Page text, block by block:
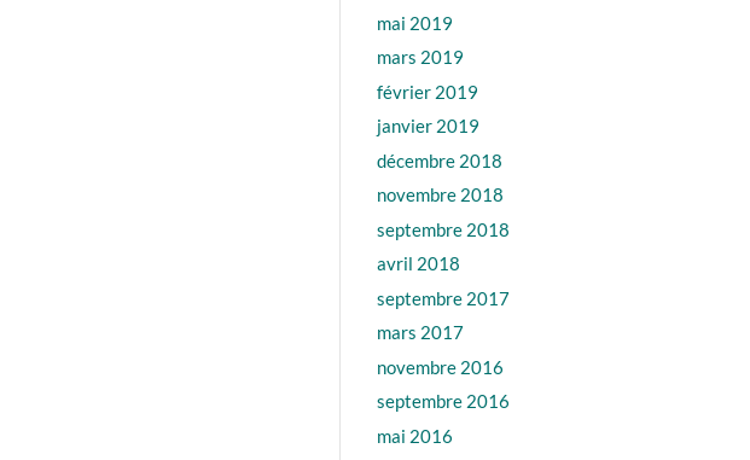
mai 2019
mars 2019
février 2019
janvier 2019
décembre 2018
novembre 2018
septembre 2018
avril 2018
septembre 2017
mars 2017
novembre 2016
septembre 2016
mai 2016